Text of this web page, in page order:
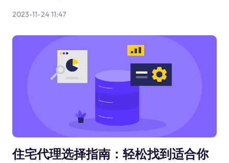
2023-11-24 11:47
住宅代理选择指南：轻松找到适合你